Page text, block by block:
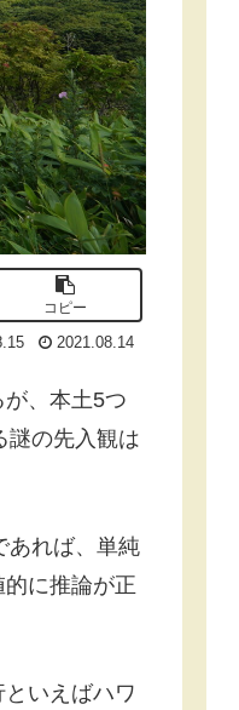
コピー
2021.08.14
、本土5つ
謎の先入観は
あれば、単純
に推論が正
いえばハワ